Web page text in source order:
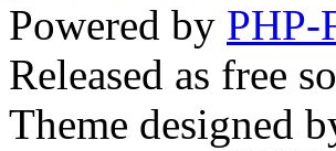
Powered by PHP-
Released as free
Theme designed